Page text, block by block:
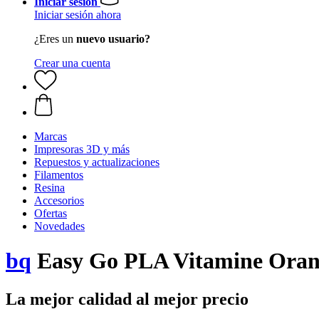
Iniciar sesión ahora
¿Eres un nuevo usuario?
Crear una cuenta
Marcas
Impresoras 3D y más
Repuestos y actualizaciones
Filamentos
Resina
Accesorios
Ofertas
Novedades
bq Easy Go PLA Vitamine
La mejor calidad al mejor precio